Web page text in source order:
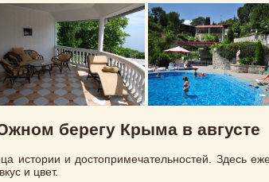
берегу Крыма в августе
истории и достопримечательностей. Здесь
и цвет.